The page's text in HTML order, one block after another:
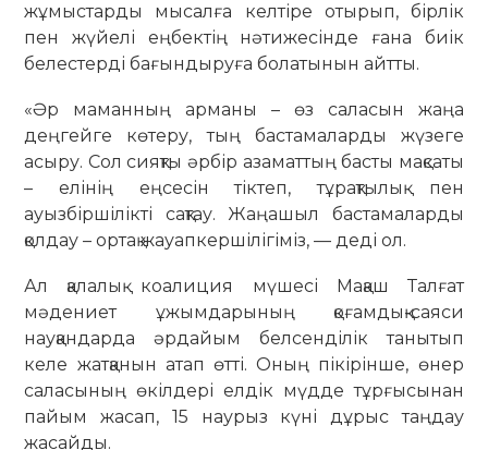
жұмыстарды мысалға келтіре отырып, бірлік
пен жүйелі еңбектің нәтижесінде ғана биік
белестерді бағындыруға болатынын айтты.
«Әр маманның арманы – өз саласын жаңа
деңгейге көтеру, тың бастамаларды жүзеге
асыру. Сол сияқты әрбір азаматтың басты мақсаты
– елінің еңсесін тіктеп, тұрақтылық пен
ауызбіршілікті сақтау. Жаңашыл бастамаларды
қолдау – ортақ жауапкершілігіміз, — деді ол.
Ал қалалық коалиция мүшесі Мақаш Талғат
мәдениет ұжымдарының қоғамдық-саяси
науқандарда әрдайым белсенділік танытып
келе жатқанын атап өтті. Оның пікірінше, өнер
саласының өкілдері елдік мүдде тұрғысынан
пайым жасап, 15 наурыз күні дұрыс таңдау
жасайды.